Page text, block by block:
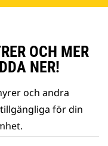
OCH MER
NER!
och andra
för din